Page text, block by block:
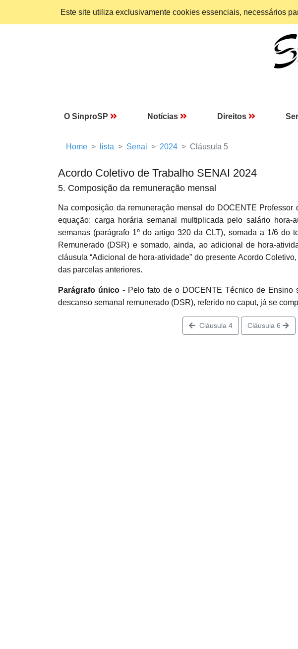
Este site utiliza exclusivamente cookies essenciais, necessários
O SinproSP Notícias Direitos
Home lista Senai 2024 Cláusula 5
Acordo Coletivo de Trabalho SENAI 2024
5. Composição da remuneração mensal
Na composição da remuneração mensal do DOCENTE
equação: carga horária semanal multiplicada pelo salário
semanas (parágrafo 1º do artigo 320 da CLT), somada a 1/6 do
Remunerado (DSR) e somado, ainda, ao adicional de hora-
cláusula “Adicional de hora-atividade” do presente Acordo
das parcelas anteriores.
Parágrafo único - Pelo fato de o DOCENTE Técnico de Ensino
descanso semanal remunerado (DSR), referido no caput, já se
Cláusula 4 Cláusula 6